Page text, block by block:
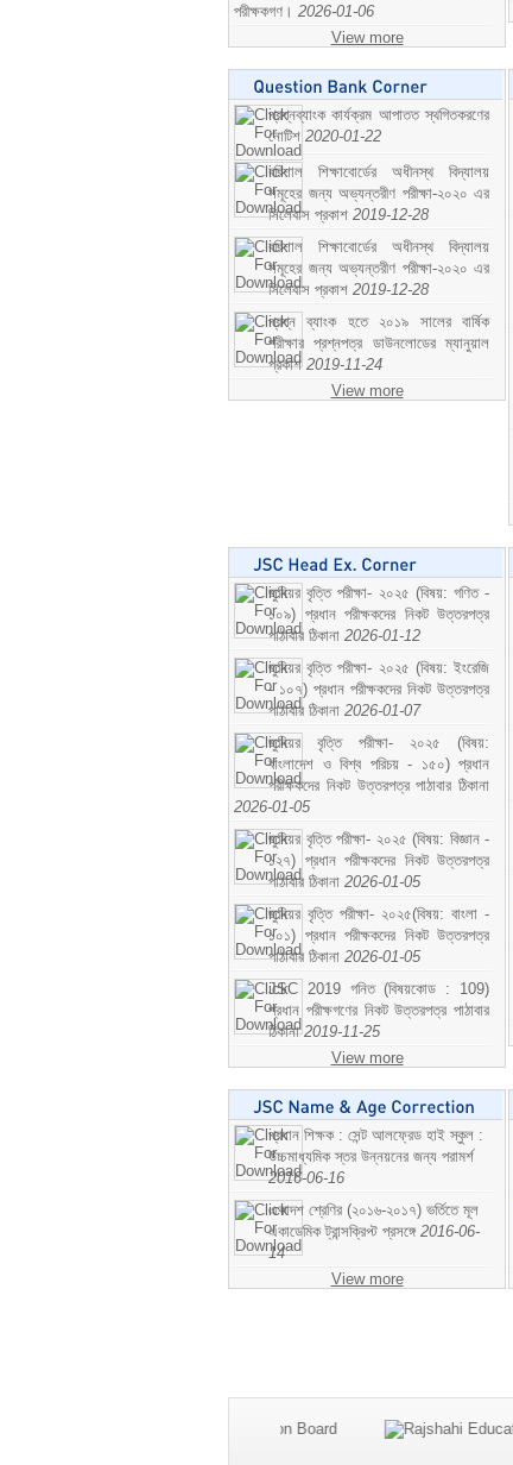
পরীক্ষকগণ। 2026-01-06
View more
প্রশ্নব্যাংক কার্যক্রম আপাতত স্থগিতকরণের
নোটিশ 2020-01-22
বরিশাল শিক্ষাবোর্ডের অধীনস্থ বিদ্যালয়
সমূহের জন্য অভ্যন্তরীণ পরীক্ষা-২০২০ এর
সিলেবাস প্রকাশ 2019-12-28
বরিশাল শিক্ষাবোর্ডের অধীনস্থ বিদ্যালয়
সমূহের জন্য অভ্যন্তরীণ পরীক্ষা-২০২০ এর
সিলেবাস প্রকাশ 2019-12-28
প্রশ্ন ব্যাংক হতে ২০১৯ সালের বার্ষিক
পরীক্ষার প্রশ্নপত্র ডাউনলোডের ম্যানুয়াল
প্রকাশ 2019-11-24
View more
জুনিয়র বৃত্তি পরীক্ষা- ২০২৫ (বিষয়: গণিত -
১০৯) প্রধান পরীক্ষকদের নিকট উত্তরপত্র
পাঠাবার ঠিকানা 2026-01-12
জুনিয়র বৃত্তি পরীক্ষা- ২০২৫ (বিষয়: ইংরেজি
- ১০৭) প্রধান পরীক্ষকদের নিকট উত্তরপত্র
পাঠাবার ঠিকানা 2026-01-07
জুনিয়র বৃত্তি পরীক্ষা- ২০২৫ (বিষয়:
বাংলাদেশ ও বিশ্ব পরিচয় - ১৫০) প্রধান
পরীক্ষকদের নিকট উত্তরপত্র পাঠাবার ঠিকানা
2026-01-05
জুনিয়র বৃত্তি পরীক্ষা- ২০২৫ (বিষয়: বিজ্ঞান -
১২৭) প্রধান পরীক্ষকদের নিকট উত্তরপত্র
পাঠাবার ঠিকানা 2026-01-05
জুনিয়র বৃত্তি পরীক্ষা- ২০২৫(বিষয়: বাংলা -
১০১) প্রধান পরীক্ষকদের নিকট উত্তরপত্র
পাঠাবার ঠিকানা 2026-01-05
JSC 2019 গনিত (বিষয়কোড : 109)
প্রধান পরীক্ষগণের নিকট উত্তরপত্র পাঠাবার
ঠিকানা2019-11-25
View more
প্রধান শিক্ষক : সেন্ট আলফ্রেড হাই স্কুল :
উচ্চমাধ্যমিক স্তর উন্নয়নের জন্য পরামর্শ
2016-06-16
একাদশ শ্রেণির (২০১৬-২০১৭) ভর্তিতে মূল
একাডেমিক ট্রান্সক্রিপ্ট প্রসঙ্গে 2016-06-
14
View more